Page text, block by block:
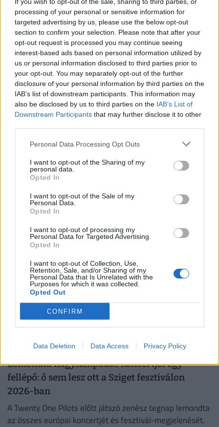
processing of your personal or sensitive information for
targeted advertising by us, please use the below opt-out
section to confirm your selection. Please note that after your
opt-out request is processed you may continue seeing
interest-based ads based on personal information utilized by
us or personal information disclosed to third parties prior to
your opt-out. You may separately opt-out of the further
disclosure of your personal information by third parties on the
IAB’s list of downstream participants. This information may
also be disclosed by us to third parties on the IAB’s List of
Downstream Participants that may further disclose it to other
Personal Data Processing Opt Outs
I want to opt-out of the Sharing of my
personal data.
Opted In
I want to opt-out of the Sale of my
Personal Data.
Opted In
I want to opt-out of processing my
Personal Data for Targeted Advertising.
Opted In
I want to opt-out of Collection, Use,
Retention, Sale, and/or Sharing of my
Personal Data that Is Unrelated with the
Purposes for which it was collected.
Opted Out
CONFIRM
Data Deletion Data Access Privacy Policy
A nappali kánikula mellett az éjszakai felfrissülésre is
egyre kisebb az esély.
PÉNZCENTRUM| 2026. július 23. 13:10
Újra elhalasztották a Balaton-átúszást: ezt a
napot jelölték ki a pótlásra, itt a szervezők
közleménye
A várhatóan túlságosan alacsony vízhőmérséklet miatt
másodszor is elhalasztották a 44. Lidl Balaton-átúszást.
Családi pótlék utalás 2026 augusztus: kétszer
is utalnak augusztusban, itt vannak a
hivatalos dátumok
Főszabály szerint minden hónapban a második
munkanapon érkezik meg az előző hónapra járó családi
pótlék.
PÉNZCENTRUM
Túri vásár és ArTúr fesztivál 2026: itt a
Mezőtúri vásár időpontja és minden fontos
tudnivaló
Vásári forgatag és ArTúr Fesztivál vár Mezőtúron, itt
vannak a 2026-os dátumok, helyszínek és fontos
PÉNZCENTRUM| 2026. július 12. 09:24
Lemondta nagyszínpados koncertjét egy
fellépő: ő sem lesz ott a Sziget fesztiválon
2026-ban
A Twenty One Pilots előtt játszó zenész tegnap lemondta
az összes európai koncertjét és fesztivál-megjelenését.